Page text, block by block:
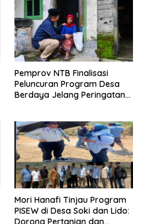
Pemprov NTB Finalisasi
Peluncuran Program Desa
Berdaya Jelang Peringatan
Mori Hanafi Tinjau Program
PISEW di Desa Soki dan Lido:
Dorong Pertanian dan